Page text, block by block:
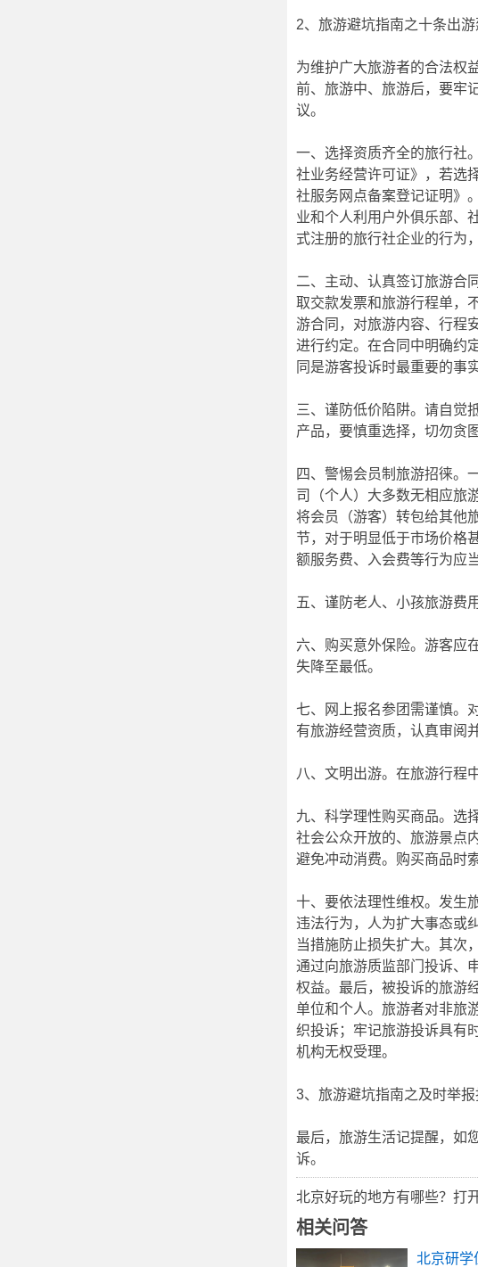
2、旅游避坑指南之十条出游
为维护广大旅游者的合法权
前、旅游中、旅游后，要牢
议。
一、选择资质齐全的旅行社
社业务经营许可证》，若选
社服务网点备案登记证明》
业和个人利用户外俱乐部、
式注册的旅行社企业的行为
二、主动、认真签订旅游合
取交款发票和旅游行程单，
游合同，对旅游内容、行程
进行约定。在合同中明确约
同是游客投诉时最重要的事
三、谨防低价陷阱。请自觉
产品，要慎重选择，切勿贪
四、警惕会员制旅游招徕。
司（个人）大多数无相应旅
将会员（游客）转包给其他
节，对于明显低于市场价格
额服务费、入会费等行为应
五、谨防老人、小孩旅游费
六、购买意外保险。游客应
失降至最低。
七、网上报名参团需谨慎。
有旅游经营资质，认真审阅
八、文明出游。在旅游行程
九、科学理性购买商品。选
社会公众开放的、旅游景点
避免冲动消费。购买商品时
十、要依法理性维权。发生
违法行为，人为扩大事态或
当措施防止损失扩大。其次
通过向旅游质监部门投诉、
权益。最后，被投诉的旅游
单位和个人。旅游者对非旅
织投诉；牢记旅游投诉具有
机构无权受理。
3、旅游避坑指南之及时举
最后，旅游生活记提醒，如
诉。
北京好玩的地方有哪些？打
相关问答
北京研学